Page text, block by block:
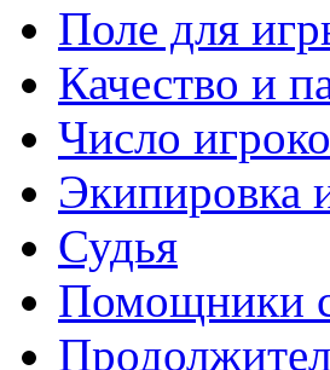
Поле для
Качество и
Число
Экипировка
Судья
Помощники